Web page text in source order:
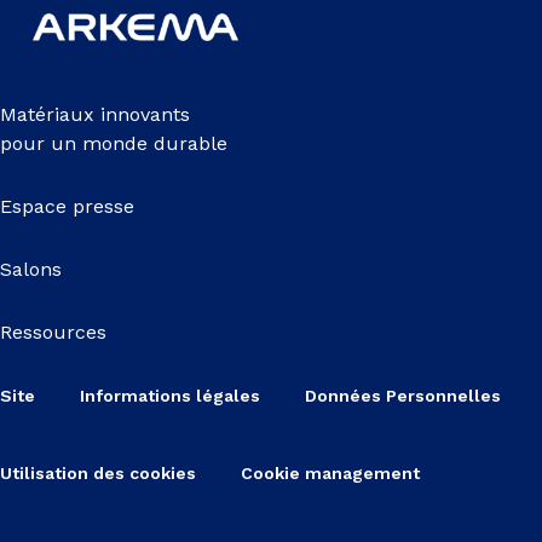
Matériaux innovants
pour un monde durable
Espace presse
Salons
Ressources
Site Informations légales Données Personnelles
Utilisation des cookies Cookie management